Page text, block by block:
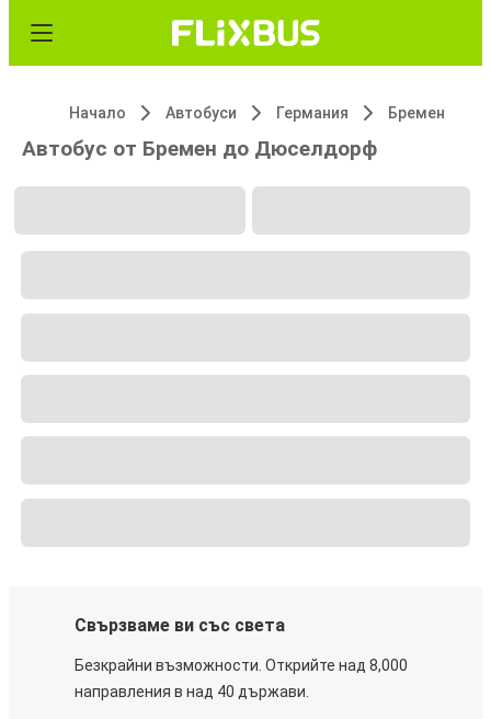
Начало Автобуси Германия Бремен
Автобус от Бремен до Дюселдорф
Свързваме ви със света
Безкрайни възможности. Открийте над 8,000
направления в над 40 държави.